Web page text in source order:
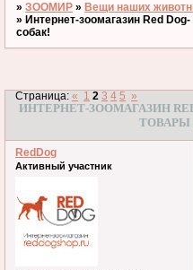
»ЗООМИР » Вещи наших
» Интернет-зоомагазин Red
собак!
ИНТЕРНЕТ-ЗООМАГАЗИН
ТОВАРЫ
Страница:« 1 2 3 4 5 »
RedDog
Активный участник